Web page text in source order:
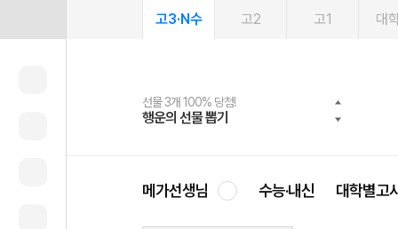
고3·N수 고2 고1 대
선물 3개 100% 당첨!
행운의 선물 뽑기
선물 100% 증정!
메가스터디 X 올리브
여름방학 스터디 캐시백
메가런 썸머스쿨
2027 러셀 단과
강사 공개선발
스마트러닝앱
설문 EVENT
메가패스
3일 무료 체험권
메가패스 수강생 무료혜택!
메가클럽 멤버십
사회공헌 캠페인
희망이룸 메가나눔
메가선생님 수능·내신 대학별고